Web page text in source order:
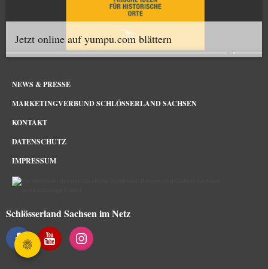
Jetzt online auf yumpu.com blättern
NEWS & PRESSE
MARKETINGVERBUND SCHLÖSSERLAND SACHSEN
KONTAKT
DATENSCHUTZ
IMPRESSUM
Schlösserland Sachsen im Netz